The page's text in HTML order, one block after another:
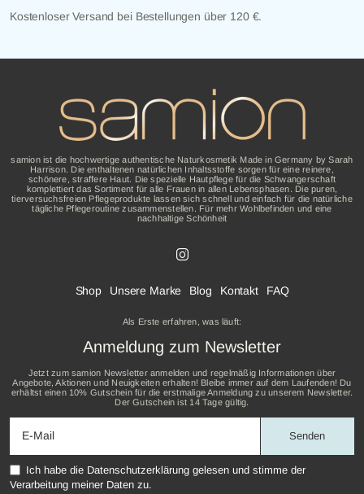
Kostenloser Versand bei Bestellungen über 120 €.
samion ist die hochwertige authentische Naturkosmetik Made in Germany by Sarah
Harrison. Die enthaltenen natürlichen Inhaltsstoffe sorgen für eine reinere,
schönere, straffere Haut. Die spezielle Hautpflege für die Schwangerschaft
komplettiert das Sortiment für alle Frauen in allen Lebensphasen. Die puren,
tierversuchsfreien Pflegeprodukte lassen sich schnell und einfach für die natürliche
tägliche Pflegeroutine zusammenstellen. Für mehr Wohlbefinden und eine
nachhaltige Schönheit
Shop Unsere Marke Blog Kontakt FAQ
Als Erste erfahren, was läuft:
Anmeldung zum Newsletter
Jetzt zum samion Newsletter anmelden und regelmäßig Informationen über
Angebote, Aktionen und Neuigkeiten erhalten! Bleibe immer auf dem Laufenden! Du
erhältst einen 10% Gutschein für die erstmalige Anmeldung zu unserem Newsletter.
Der Gutschein ist 14 Tage gültig.
Ich habe die Datenschutzerklärung gelesen und stimme der
Verarbeitung meiner Daten zu.